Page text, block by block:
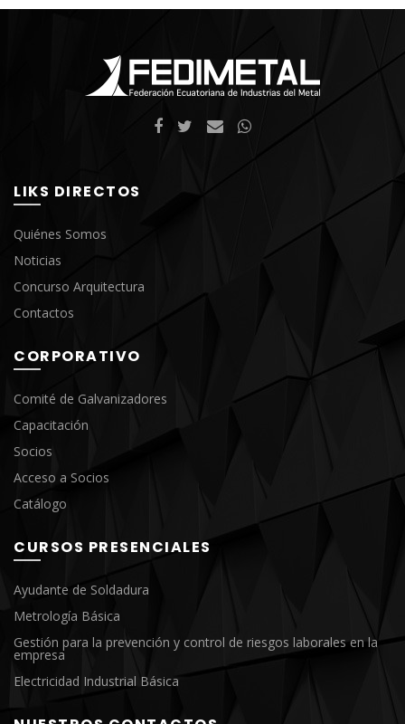
LIKS DIRECTOS
Quiénes Somos
Noticias
Concurso Arquitectura
Contactos
CORPORATIVO
Comité de Galvanizadores
Capacitación
Socios
Acceso a Socios
Catálogo
CURSOS PRESENCIALES
Ayudante de Soldadura
Metrología Básica
Gestión para la prevención y control de riesgos laborales en la
empresa
Electricidad Industrial Básica